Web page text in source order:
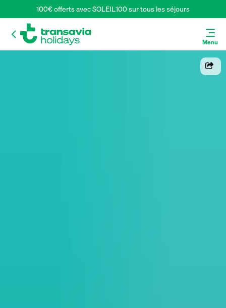
100€ offerts avec SOLEIL100 sur tous les séjours
Menu